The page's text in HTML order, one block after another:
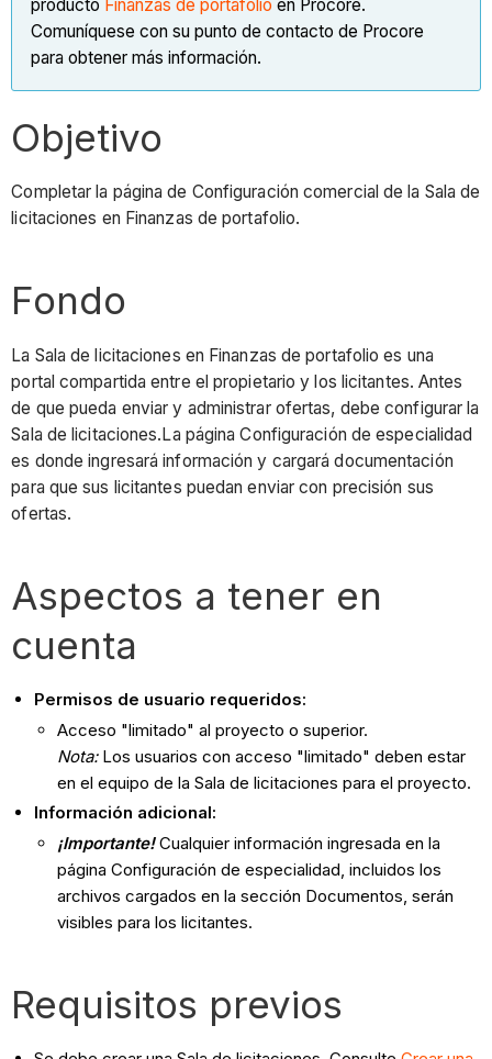
producto Finanzas de portafolio en Procore.
Comuníquese con su punto de contacto de Procore
para obtener más información.
Objetivo
Completar la página de Configuración comercial de la Sala de
licitaciones en Finanzas de portafolio.
Fondo
La Sala de licitaciones en Finanzas de portafolio es una
portal compartida entre el propietario y los licitantes. Antes
de que pueda enviar y administrar ofertas, debe configurar la
Sala de licitaciones.La página Configuración de especialidad
es donde ingresará información y cargará documentación
para que sus licitantes puedan enviar con precisión sus
ofertas.
Aspectos a tener en
cuenta
Permisos de usuario requeridos:
Acceso "limitado" al proyecto o superior.
Nota: Los usuarios con acceso "limitado" deben estar
en el equipo de la Sala de licitaciones para el proyecto.
Información adicional:
¡Importante!Cualquier información ingresada en la
página Configuración de especialidad, incluidos los
archivos cargados en la sección Documentos, serán
visibles para los licitantes.
Requisitos previos